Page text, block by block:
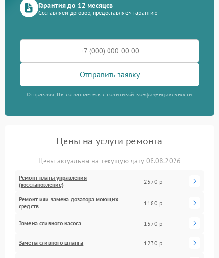
Гарантия до 12 месяцев
Составляем договор, предоставляем гарантию
Отправить заявку
Отправляя, Вы соглашаетесь с политикой конфиденциальности
Цены на услуги ремонта
Цены актуальны на текущую дату 08.08.2026
Ремонт платы управления
(восстановление)
2570 р
Ремонт или замена дозатора моющих
средств
1180 р
Замена сливного насоса 1570 р
Замена сливного шланга 1230 р